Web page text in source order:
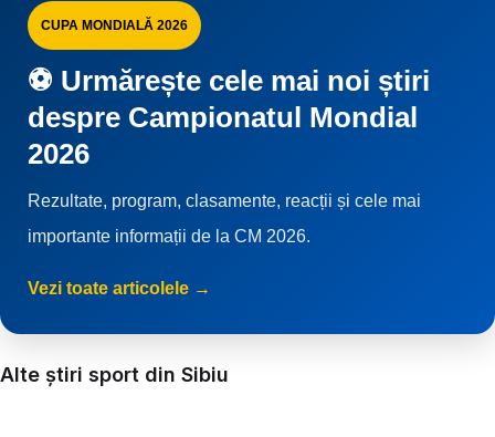
CUPA MONDIALĂ 2026
⚽ Urmărește cele mai noi știri
despre Campionatul Mondial
2026
Rezultate, program, clasamente, reacții și cele mai
importante informații de la CM 2026.
Vezi toate articolele →
Alte știri sport din Sibiu